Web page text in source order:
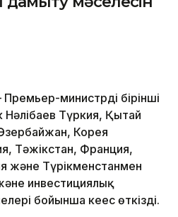
министрдің бірінші
Түркия, Қытай
Корея
Тәжікстан, Франция,
және Түрікменстанмен
инвестициялық
бойынша кеңес өткізді.